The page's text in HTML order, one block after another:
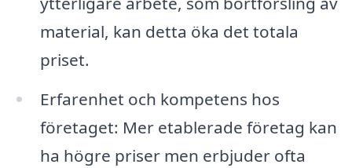
material, kan detta öka det totala
priset.
Erfarenhet och kompetens hos
företaget: Mer etablerade företag kan
ha högre priser men erbjuder ofta